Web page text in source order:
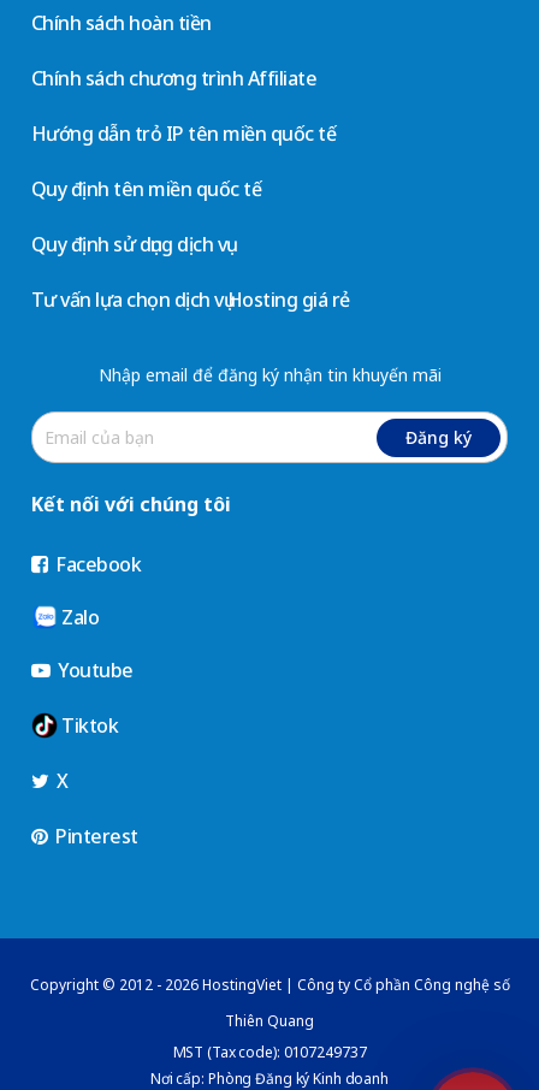
Chính sách hoàn tiền
Chính sách chương trình Affiliate
Hướng dẫn trỏ IP tên miền quốc tế
Quy định tên miền quốc tế
Quy định sử dụng dịch vụ
Tư vấn lựa chọn dịch vụ Hosting giá rẻ
Nhập email để đăng ký nhận tin khuyến mãi
Đăng ký
Kết nối với chúng tôi
Facebook
Zalo
Youtube
Tiktok
X
Pinterest
Copyright © 2012 - 2026 HostingViet | Công ty Cổ phần Công nghệ số
Thiên Quang
MST (Tax code): 0107249737
Nơi cấp: Phòng Đăng ký Kinh doanh